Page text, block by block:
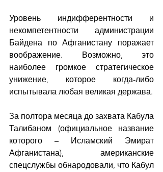
Уровень индифферентности и
некомпетентности администрации
Байдена по Афганистану поражает
воображение. Возможно, это
наиболее громкое стратегическое
унижение, которое когда-либо
испытывала любая великая держава.
За полтора месяца до захвата Кабула
Талибаном (официальное название
которого – Исламский Эмират
Афганистана), американские
спецслужбы обнародовали, что Кабул